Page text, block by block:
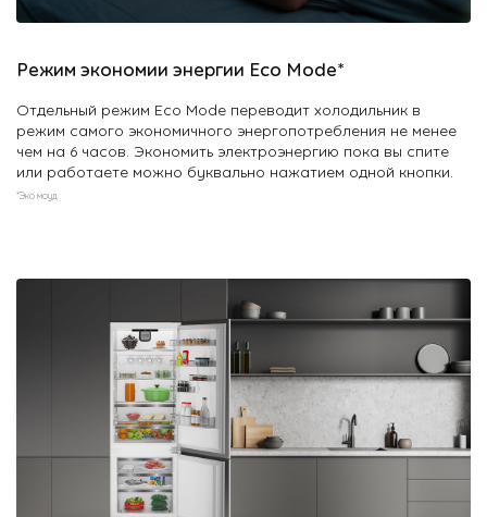
Режим экономии энергии Eco Mode*
Отдельный режим Eco Mode переводит холодильник в
режим самого экономичного энергопотребления не менее
чем на 6 часов. Экономить электроэнергию пока вы спите
или работаете можно буквально нажатием одной кнопки.
*Эко моуд